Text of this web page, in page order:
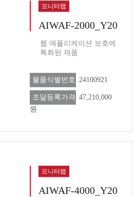
모니터랩
AIWAF-2000_Y20
웹 애플리케이션 보호에
특화된 제품
물품식별번호 24100921
조달등록가격 47,210,000
원
모니터랩
AIWAF-4000_Y20